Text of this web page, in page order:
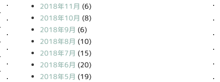
2018年11月 (6)
2018年10月 (8)
2018年9月 (6)
2018年8月 (10)
2018年7月 (15)
2018年6月 (20)
2018年5月 (19)